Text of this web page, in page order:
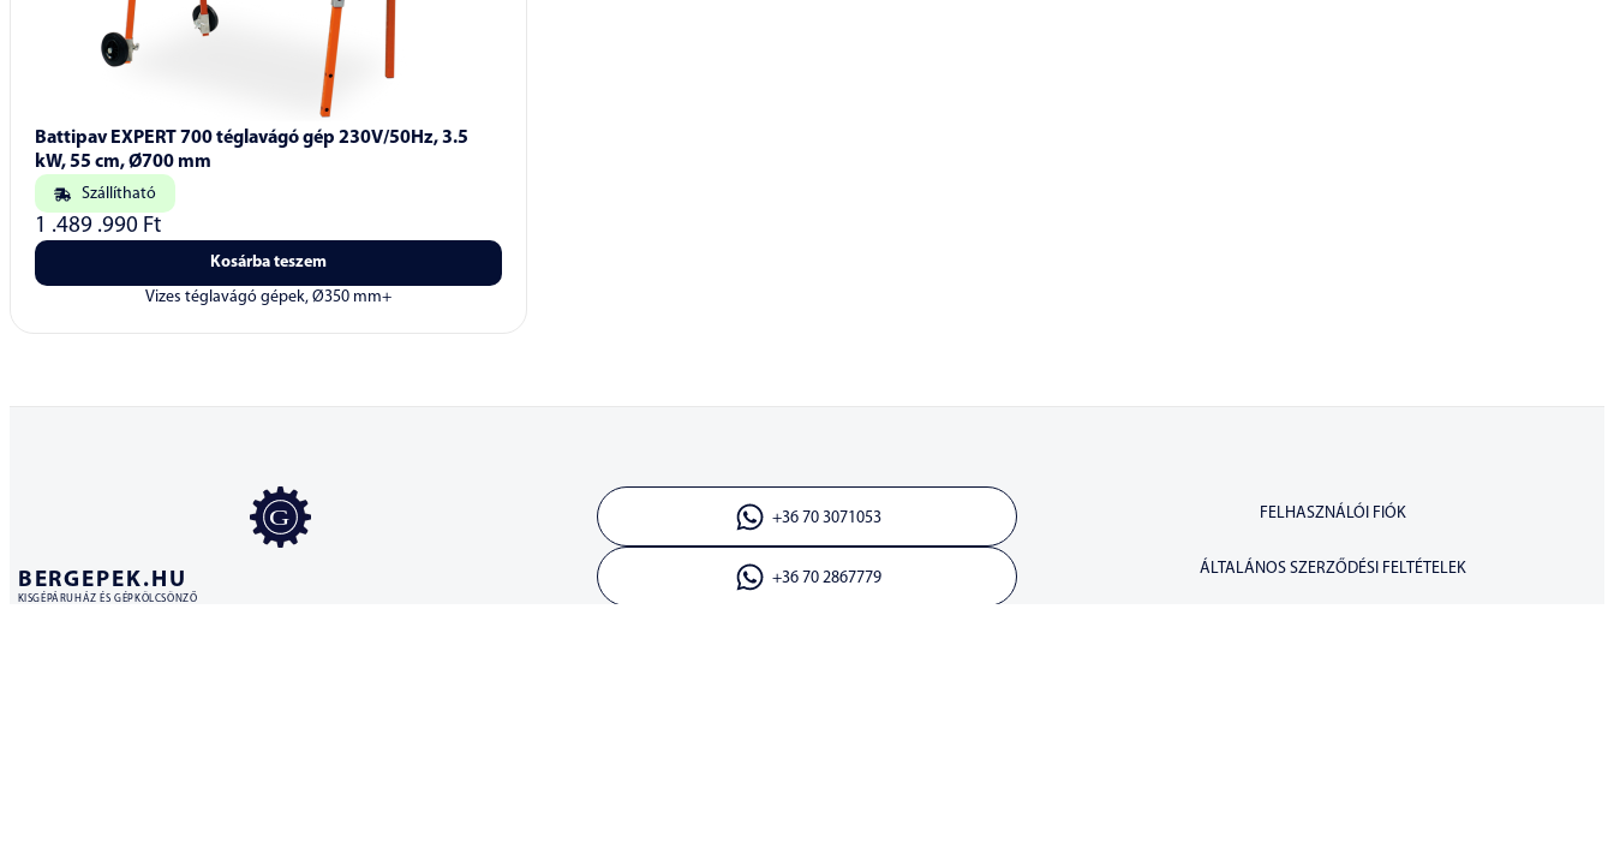
Battipav EXPERT 700 téglavágó gép 230V/50Hz, 3.5
kW, 55 cm, Ø700 mm
Szállítható
1 .489 .990 Ft
Kosárba teszem
Vizes téglavágó gépek, Ø350 mm+
BERGEPEK.HU
KISGÉPÁRUHÁZ ÉS GÉPKÖLCSÖNZŐ
+36 70 3071053
+36 70 2867779
FELHASZNÁLÓI FIÓK
ÁLTALÁNOS SZERZŐDÉSI FELTÉTELEK